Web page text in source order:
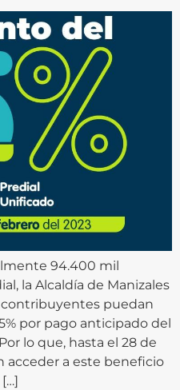
94.400 mil
la Alcaldía de Manizales
puedan
por pago anticipado del
lo que, hasta el 28 de
acceder a este beneficio